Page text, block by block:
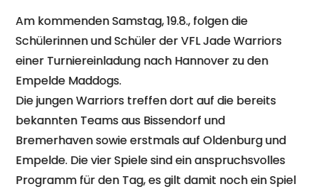
Am kommenden Samstag, 19.8., folgen die
Schülerinnen und Schüler der VFL Jade Warriors
einer Turniereinladung nach Hannover zu den
Empelde Maddogs.
Die jungen Warriors treffen dort auf die bereits
bekannten Teams aus Bissendorf und
Bremerhaven sowie erstmals auf Oldenburg und
Empelde. Die vier Spiele sind ein anspruchsvolles
Programm für den Tag, es gilt damit noch ein Spiel